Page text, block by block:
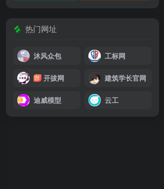
热门网址
沐风众包 工标网
荐 开拔网 建筑学长官网
迪威模型 云工